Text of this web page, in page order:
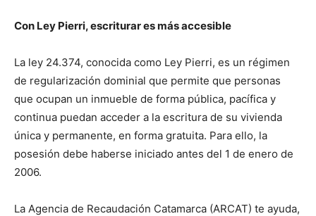
Con Ley Pierri, escriturar es más accesible
La ley 24.374, conocida como Ley Pierri, es un régimen
de regularización dominial que permite que personas
que ocupan un inmueble de forma pública, pacífica y
continua puedan acceder a la escritura de su vivienda
única y permanente, en forma gratuita. Para ello, la
posesión debe haberse iniciado antes del 1 de enero de
2006.
La Agencia de Recaudación Catamarca (ARCAT) te ayuda,